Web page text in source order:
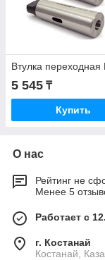
Втулка
5 545 ₸
Купить
О нас
Рейтинг не
Менее 5
Работает с
г. Костанай
Костанай,